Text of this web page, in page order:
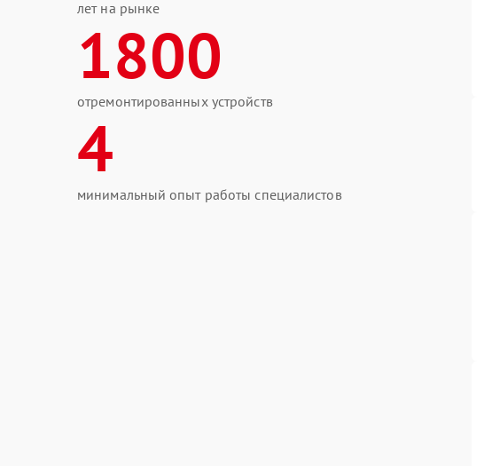
лет на рынке
1800
отремонтированных устройств
4
минимальный опыт работы специалистов